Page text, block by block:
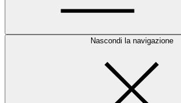
Nascondi la navigazione